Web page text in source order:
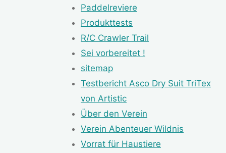
Paddelreviere
Produkttests
R/C Crawler Trail
Sei vorbereitet !
sitemap
Testbericht Asco Dry Suit TriTex
von Artistic
Über den Verein
Verein Abenteuer Wildnis
Vorrat für Haustiere